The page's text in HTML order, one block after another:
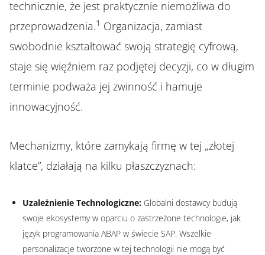
technicznie, że jest praktycznie niemożliwa do
przeprowadzenia.1 Organizacja, zamiast
swobodnie kształtować swoją strategię cyfrową,
staje się więźniem raz podjętej decyzji, co w długim
terminie podważa jej zwinność i hamuje
innowacyjność.
Mechanizmy, które zamykają firmę w tej „złotej
klatce”, działają na kilku płaszczyznach:
Uzależnienie Technologiczne: Globalni dostawcy budują
swoje ekosystemy w oparciu o zastrzeżone technologie, jak
język programowania ABAP w świecie SAP. Wszelkie
personalizacje tworzone w tej technologii nie mogą być